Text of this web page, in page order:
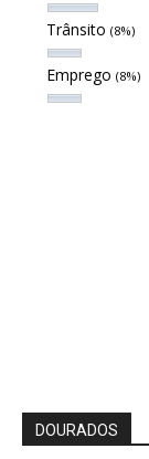
Trânsito (8%)
Emprego (8%)
DOURADOS